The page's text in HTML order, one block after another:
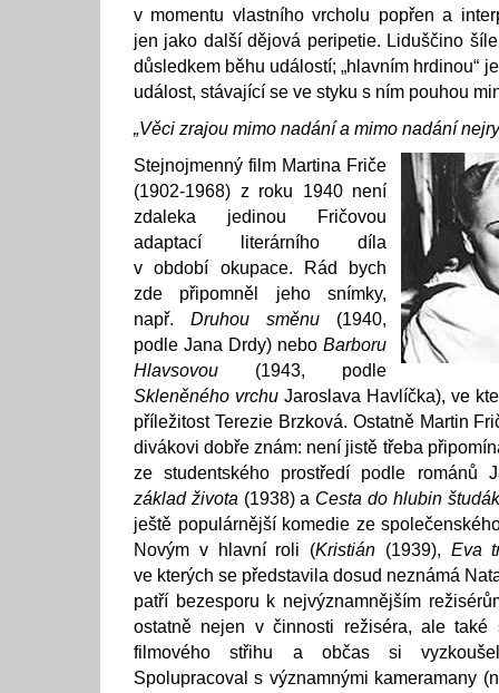
v momentu vlastního vrcholu popřen a
jen jako další dějová peripetie. Liduščino
důsledkem běhu událostí; „hlavním hrdinou“
událost, stávající se ve styku s ním pouhou
„Věci zrajou mimo nadání a mimo nadání
Stejnojmenný film Martina Friče
(1902-1968) z roku 1940 není
zdaleka jedinou Fričovou
adaptací literárního díla
v období okupace. Rád bych
zde připomněl jeho snímky,
např. Druhou směnu (1940,
podle Jana Drdy) nebo Barboru
Hlavsovou (1943, podle
Skleněného vrchu Jaroslava Havlíčka), ve
příležitost Terezie Brzková. Ostatně Martin
divákovi dobře znám: není jistě třeba
ze studentského prostředí podle románů
základ života (1938) a Cesta do hlubin
ještě populárnější komedie ze
Novým v hlavní roli (Kristián (1939), Eva
ve kterých se představila dosud neznámá
patří bezesporu k nejvýznamnějším
ostatně nejen v činnosti režiséra, ale
filmového střihu a občas si
Spolupracoval s významnými kameramany